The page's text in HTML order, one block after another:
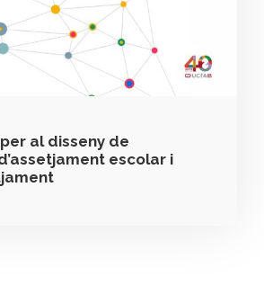
al disseny de
escolar i